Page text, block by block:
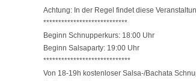
Achtung: In der Regel findet diese
****************************
Beginn Schnupperkurs: 18:00 Uhr
Beginn Salsaparty: 19:00 Uhr
*****************************
Von 18-19h kostenloser Salsa-/Bachata